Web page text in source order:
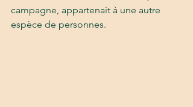
campagne, appartenait à une autre
espèce de personnes.